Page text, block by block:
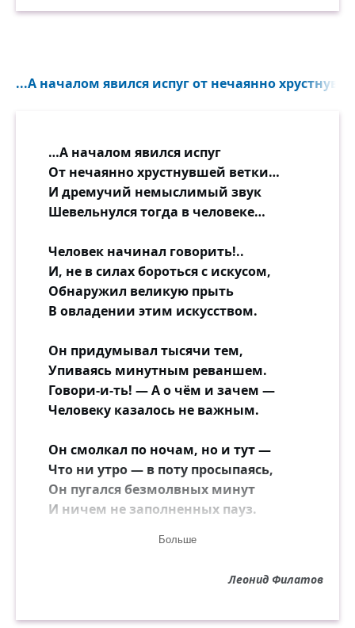
...А началом явился испуг от нечаянно
…А началом явился испуг
От нечаянно хрустнувшей ветки…
И дремучий немыслимый звук
Шевельнулся тогда в человеке…
Человек начинал говорить!..
И, не в силах бороться с искусом,
Обнаружил великую прыть
В овладении этим искусством.
Он придумывал тысячи тем,
Упиваясь минутным реваншем.
Говори-и-ть! — А о чём и зачем —
Человеку казалось не важным.
Он смолкал по ночам, но и тут —
Что ни утро — в поту просыпаясь,
Он пугался безмолвных минут
И ничем не заполненных пауз.
Но однажды случилась беда:
И к нему снизошла немота —
Больше
Леонид Филатов